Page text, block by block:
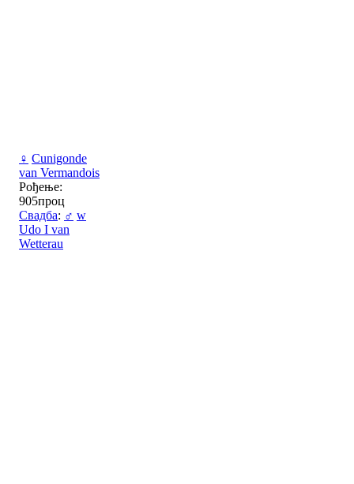
♀ Cunigonde
van Vermandois
Рођење:
905проц
Свадба: ♂ w
Udo I van
Wetterau